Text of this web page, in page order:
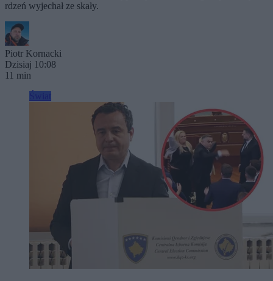
rdzeń wyjechał ze skały.
Piotr Kornacki
Dzisiaj 10:08
11 min